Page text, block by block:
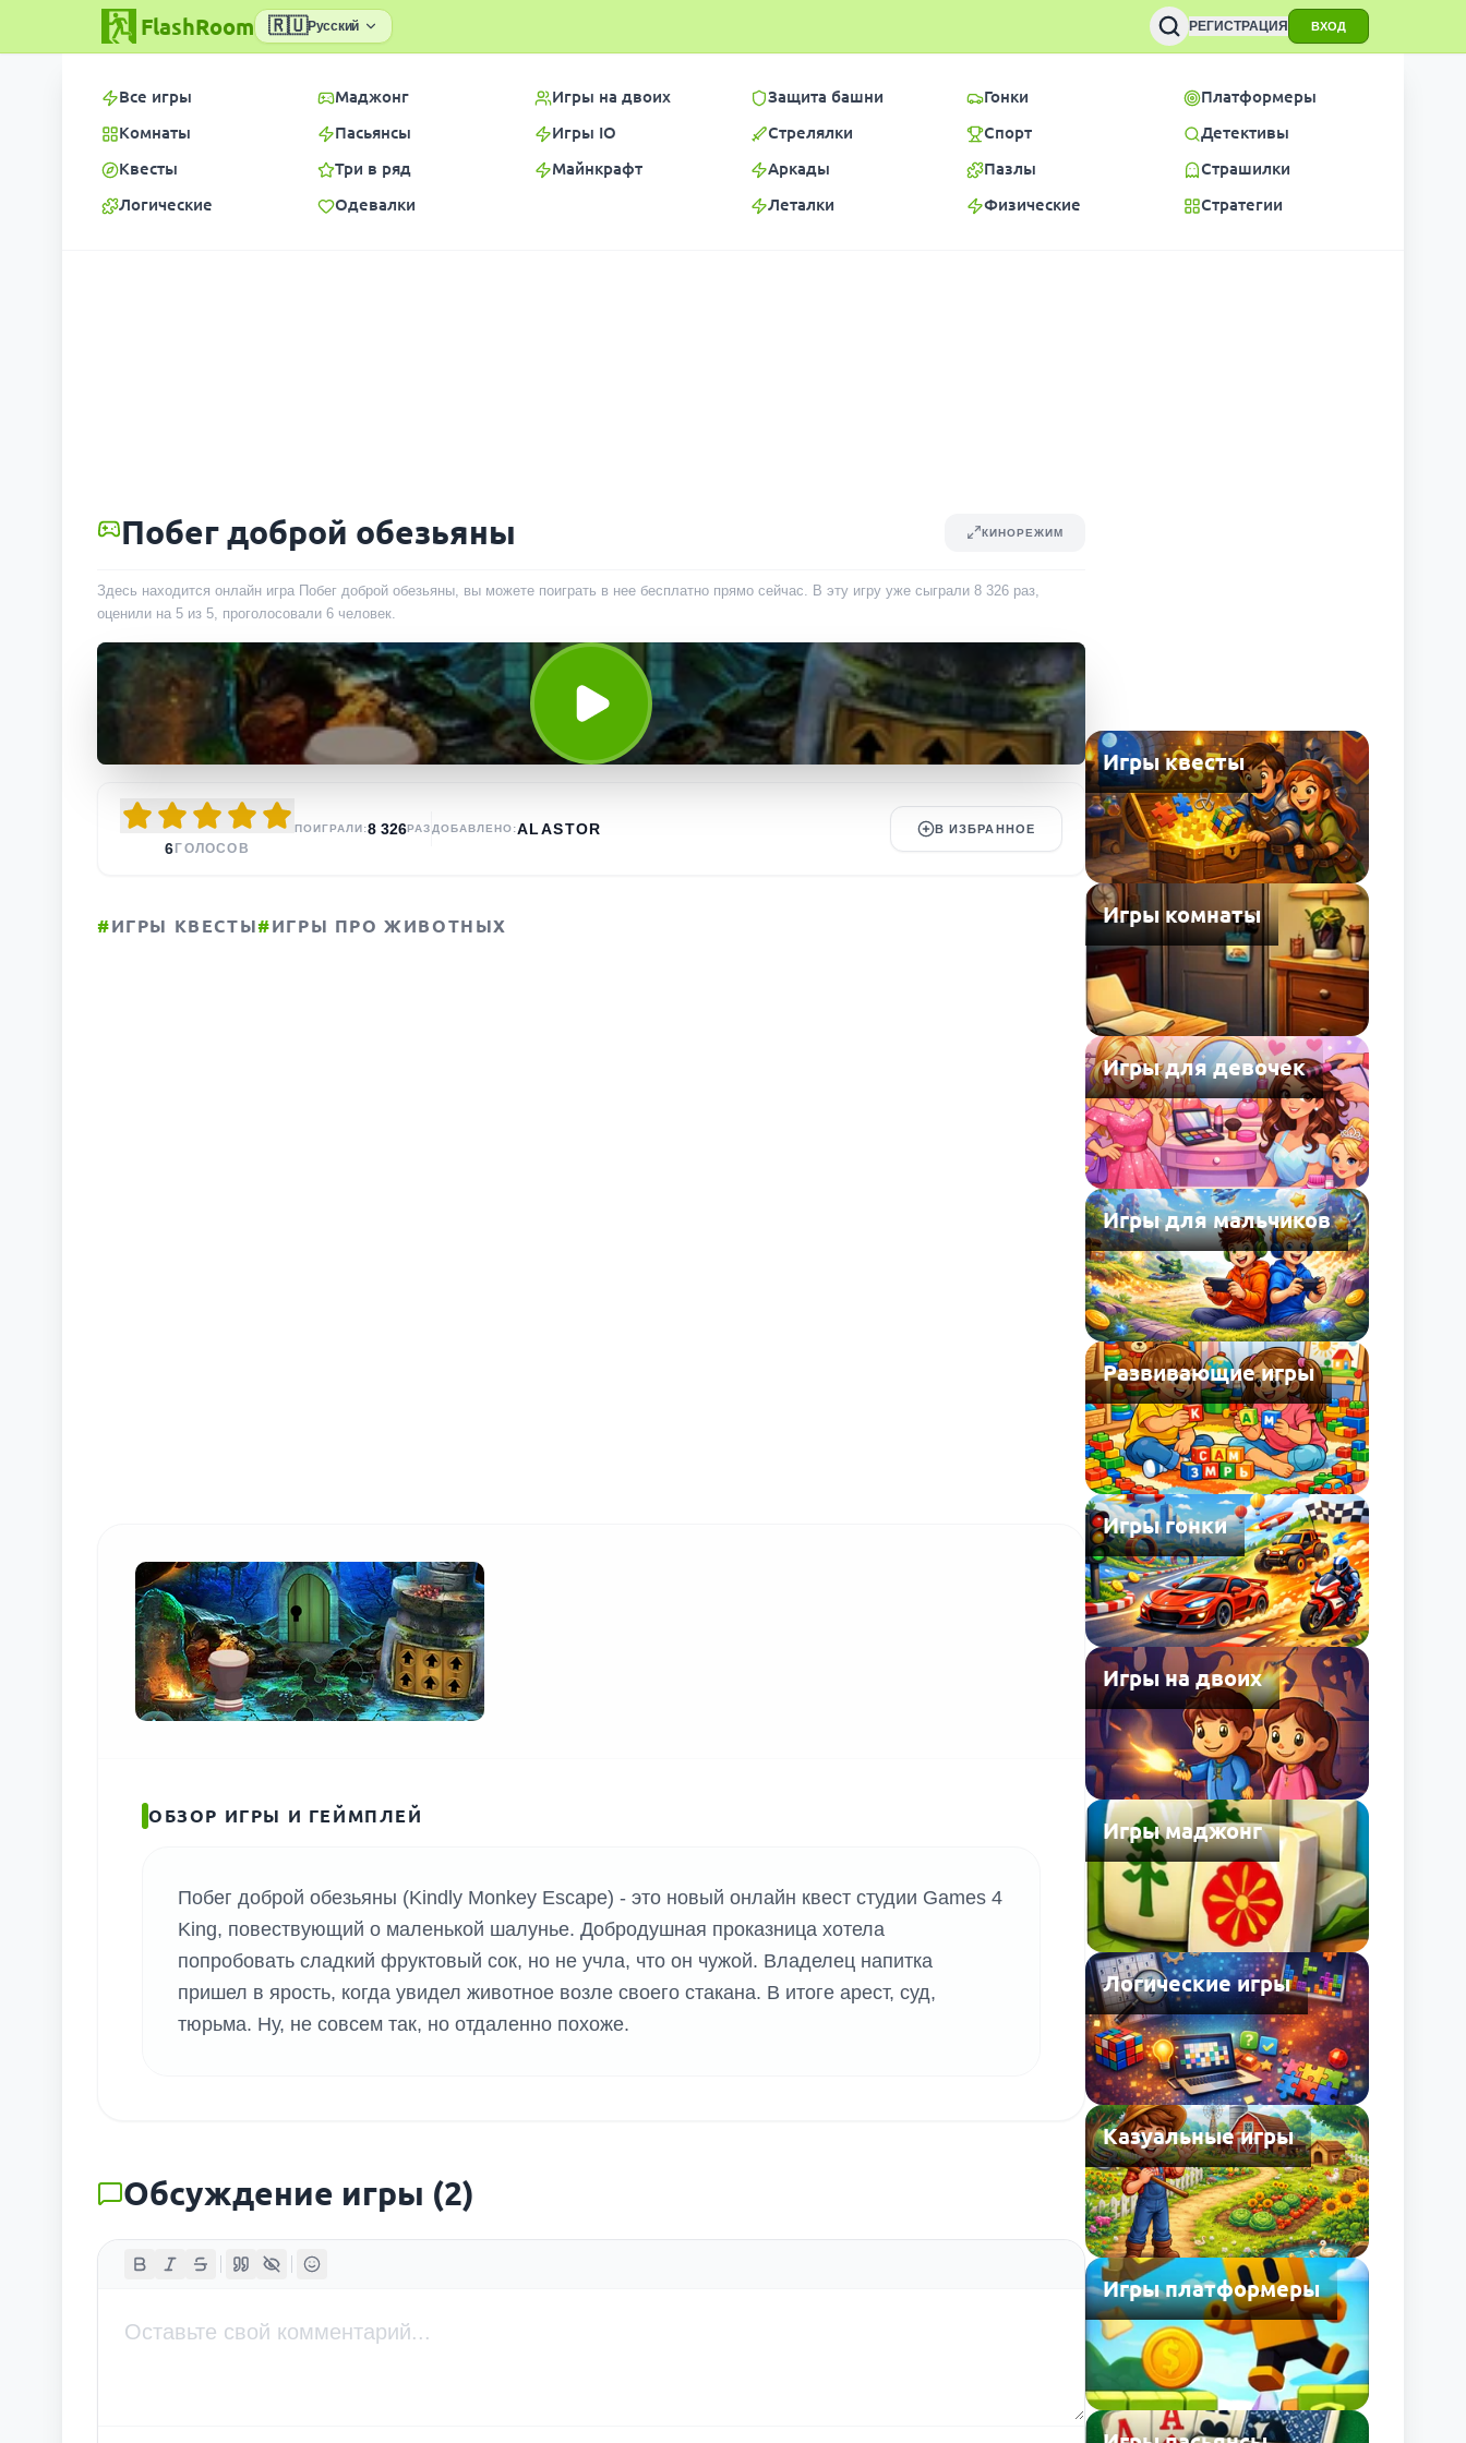
FlashRoom 🇷🇺Русский РЕГИСТРАЦИЯ ВХОД
Все игры
Комнаты
Квесты
Логические
Маджонг
Пасьянсы
Три в ряд
Одевалки
Игры на двоих
Игры IO
Майнкрафт
Защита башни
Стрелялки
Аркады
Леталки
Гонки
Спорт
Пазлы
Физические
Платформеры
Детективы
Страшилки
Стратегии
Побег доброй обезьяны КИНОРЕЖИМ
Здесь находится онлайн игра Побег доброй обезьяны, вы можете поиграть в нее бесплатно прямо сейчас. В эту игру уже сыграли 8 326 раз,
оценили на 5 из 5, проголосовали 6 человек.
6 ГОЛОСОВ
ПОИГРАЛИ:8 326РАЗ ДОБАВЛЕНО:ALASTOR В ИЗБРАННОЕ
#ИГРЫ КВЕСТЫ#ИГРЫ ПРО ЖИВОТНЫХ
ОБЗОР ИГРЫ И ГЕЙМПЛЕЙ
Побег доброй обезьяны (Kindly Monkey Escape) - это новый онлайн квест студии Games 4
King, повествующий о маленькой шалунье. Добродушная проказница хотела
попробовать сладкий фруктовый сок, но не учла, что он чужой. Владелец напитка
пришел в ярость, когда увидел животное возле своего стакана. В итоге арест, суд,
тюрьма. Ну, не совсем так, но отдаленно похоже.
Обсуждение игры (2)
Игры квесты
Игры комнаты
Игры для девочек
Игры для мальчиков
Развивающие игры
Игры гонки
Игры на двоих
Игры маджонг
Логические игры
Казуальные игры
Игры платформеры